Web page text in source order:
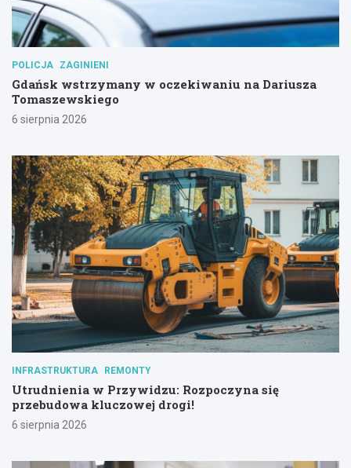
POLICJA ZAGINIENI
Gdańsk wstrzymany w oczekiwaniu na Dariusza
Tomaszewskiego
6 sierpnia 2026
INFRASTRUKTURA REMONTY
Utrudnienia w Przywidzu: Rozpoczyna się
przebudowa kluczowej drogi!
6 sierpnia 2026